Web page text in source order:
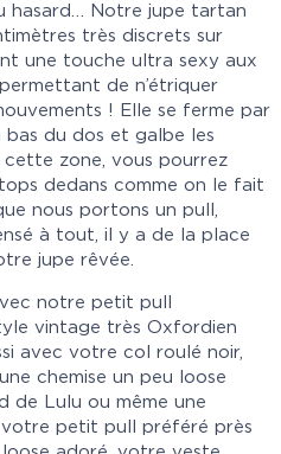
hasard… Notre jupe tartan
très discrets sur
une touche ultra sexy aux
de n’étriquer
! Elle se ferme par
du dos et galbe les
cette zone, vous pourrez
dedans comme on le fait
nous portons un pull,
à tout, il y a de la place
jupe rêvée.
notre petit pull
vintage très Oxfordien
avec votre col roulé noir,
chemise un peu loose
de Lulu ou même une
petit pull préféré près